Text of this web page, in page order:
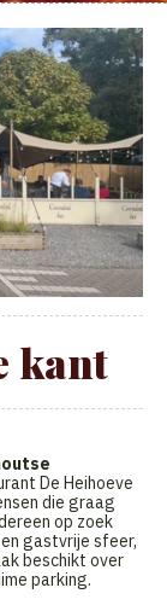
kant
De Heihoeve
die graag
op zoek
gastvrije sfeer,
beschikt over
parking.